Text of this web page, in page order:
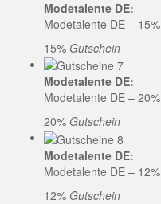
Modetalente DE:
Modetalente DE – 15%
15% Gutschein
Modetalente DE:
Modetalente DE – 20%
20% Gutschein
Modetalente DE:
Modetalente DE – 12%
12% Gutschein